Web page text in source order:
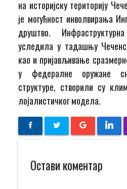
на историјску територију
је могућност инволвирања
друштво.
уследила у тадашњу
као и пријављивање
у федералне оружане
структуре, створили су
лојалистичког модела.
Остави коментар